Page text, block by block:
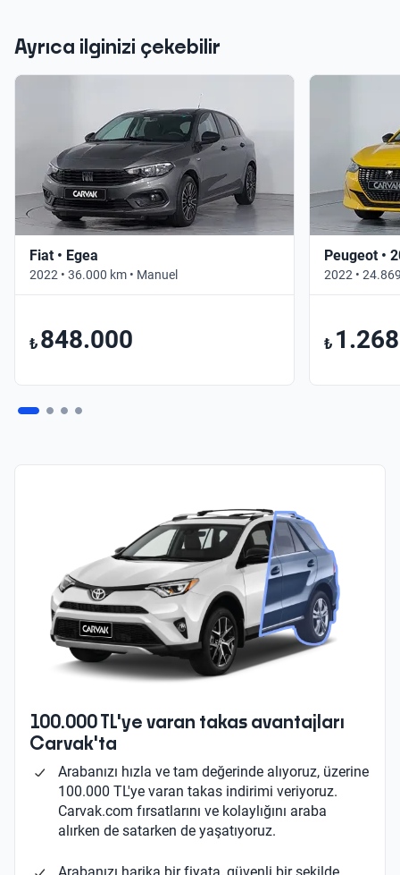
Ayrıca ilginizi çekebilir
Fiat • Egea
2022 • 36.000 km • Manuel
₺ 848.000
Peugeot •
2022 •
₺
100.000 TL'ye varan takas avantajları
Carvak'ta
Arabanızı hızla ve tam değerinde alıyoruz, üzerine
100.000 TL'ye varan takas indirimi veriyoruz.
Carvak.com fırsatlarını ve kolaylığını araba
alırken de satarken de yaşatıyoruz.